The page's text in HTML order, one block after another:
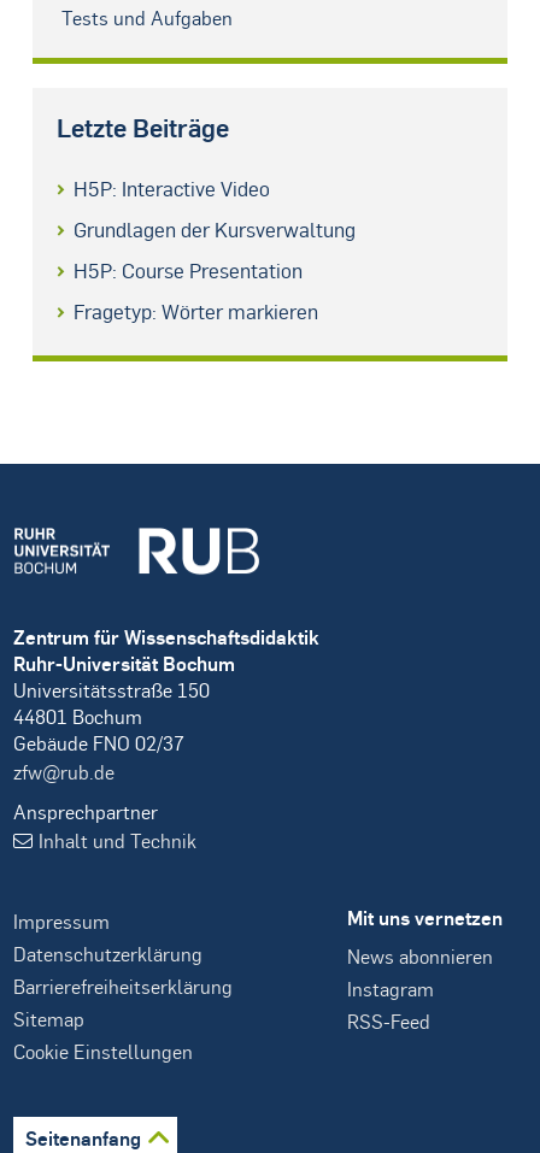
Tests und Aufgaben
Letzte Beiträge
H5P: Interactive Video
Grundlagen der Kursverwaltung
H5P: Course Presentation
Fragetyp: Wörter markieren
Zentrum für Wissenschaftsdidaktik
Ruhr-Universität Bochum
Universitätsstraße 150
44801 Bochum
Gebäude FNO 02/37
zfw@rub.de
Ansprechpartner
Inhalt und Technik
Impressum
Datenschutzerklärung
Barrierefreiheitserklärung
Sitemap
Cookie Einstellungen
Mit uns vernetzen
News abonnieren
Instagram
RSS-Feed
Seitenanfang